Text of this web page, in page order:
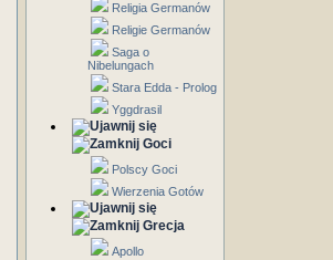
Religia Germanów
Religie Germanów
Saga o
Nibelungach
Stara Edda - Prolog
Yggdrasil
Goci
Polscy Goci
Wierzenia Gotów
Grecja
Apollo